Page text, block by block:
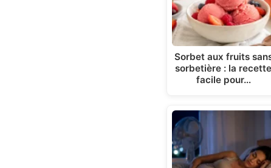
Sorbet aux fruits
sorbetière : la recette
facile pour…